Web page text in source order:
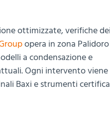
ottimizzate, verifiche dei
opera in zona Palidoro
a condensazione e
Ogni intervento viene
Baxi e strumenti